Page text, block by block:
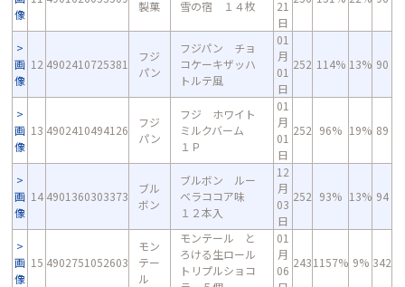
像
製菓
雪の宿 １４枚
21
日
画
像
12 4902410725381
フジ
パン
フジパン チョ
コケーキザッハ
トルテ風
01
月
01
日
252 114% 13% 90
画
像
13 4902410494126
フジ
パン
フジ ホワイト
ミルクバーム
１Ｐ
01
月
01
日
252 96% 19% 89
画
像
14 4901360303373
ブル
ボン
ブルボン ルー
ベラココア味
１２本入
12
月
03
日
252 93% 13% 94
画
像
15 4902751052603
モン
テー
ル
モンテール と
ろける生ロール
トリプルショコ
01
月
06
2431157% 9% 342